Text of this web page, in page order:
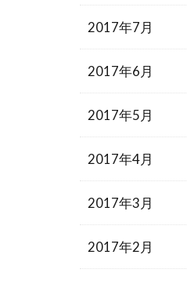
2017年7月
2017年6月
2017年5月
2017年4月
2017年3月
2017年2月